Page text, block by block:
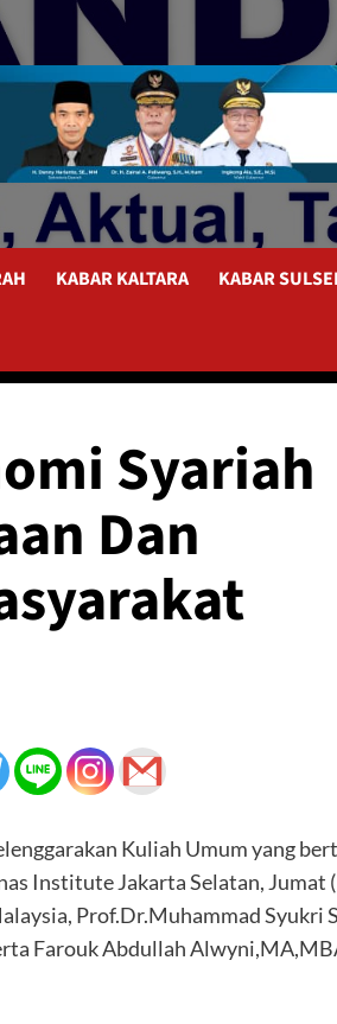
KABAR KALTARA KABAR
Syariah
Dan
Kuliah Umum yang
Institute Jakarta Selatan, Jumat
Prof.Dr.Muhammad Syukri
Farouk Abdullah